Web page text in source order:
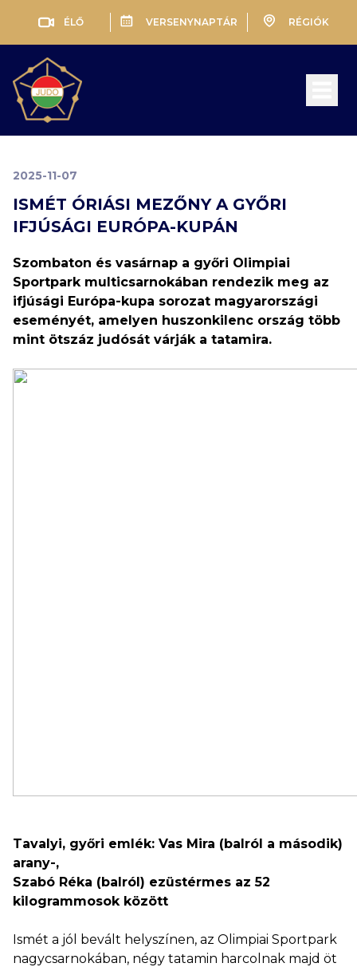
ÉLŐ VERSENYNAPTÁR RÉGIÓK
2025-11-07
ISMÉT ÓRIÁSI MEZŐNY A GYŐRI
IFJÚSÁGI EURÓPA-KUPÁN
Szombaton és vasárnap a győri Olimpiai
Sportpark multicsarnokában rendezik meg az
ifjúsági Európa-kupa sorozat magyarországi
eseményét, amelyen huszonkilenc ország több
mint ötszáz judósát várják a tatamira.
Tavalyi, győri emlék: Vas Mira (balról a második)
arany-,
Szabó Réka (balról) ezüstérmes az 52
kilogrammosok között
Ismét a jól bevált helyszínen, az Olimpiai Sportpark
nagycsarnokában, négy tatamin harcolnak majd öt